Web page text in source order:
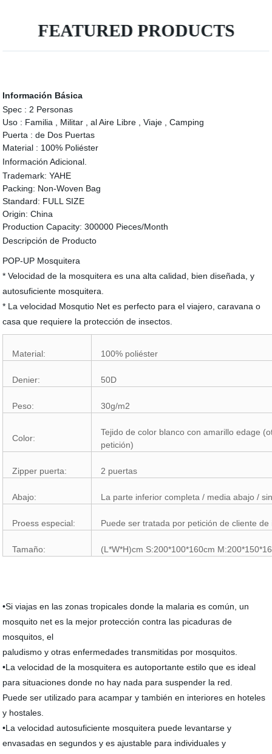
FEATURED PRODUCTS
Información Básica
Spec : 2 Personas
Uso : Familia , Militar , al Aire Libre , Viaje , Camping
Puerta : de Dos Puertas
Material : 100% Poliéster
Información Adicional.
Trademark: YAHE
Packing: Non-Woven Bag
Standard: FULL SIZE
Origin: China
Production Capacity: 300000 Pieces/Month
Descripción de Producto
POP-UP Mosquitera
* Velocidad de la mosquitera es una alta calidad, bien diseñada, y
autosuficiente mosquitera.
* La velocidad Mosqutio Net es perfecto para el viajero, caravana o
casa que requiere la protección de insectos.
Material: 100% poliéster
Denier: 50D
Peso: 30g/m2
Color:
Tejido de color blanco con amarillo edage
petición)
Zipper puerta: 2 puertas
Abajo: La parte inferior completa / media abajo /
Proess especial: Puede ser tratada por petición de cliente de
Tamaño: (L*W*H)cm S:200*100*160cm
•Si viajas en las zonas tropicales donde la malaria es común, un
mosquito net es la mejor protección contra las picaduras de
mosquitos, el
paludismo y otras enfermedades transmitidas por mosquitos.
•La velocidad de la mosquitera es autoportante estilo que es ideal
para situaciones donde no hay nada para suspender la red.
Puede ser utilizado para acampar y también en interiores en hoteles
y hostales.
•La velocidad autosuficiente mosquitera puede levantarse y
envasadas en segundos y es ajustable para individuales y